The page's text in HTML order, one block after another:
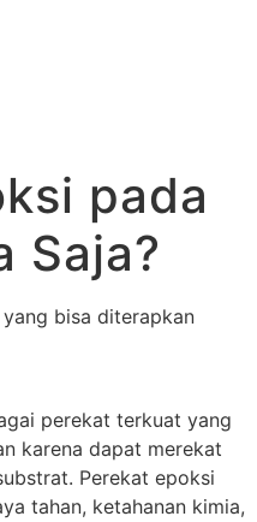
pada
Saja?
bisa diterapkan
perekat terkuat yang
karena dapat merekat
Perekat epoksi
tahan, ketahanan kimia,